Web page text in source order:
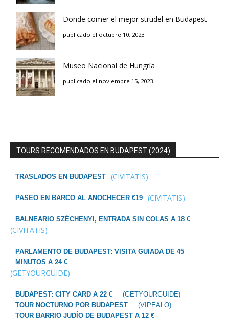
Donde comer el mejor strudel en Budapest
publicado el octubre 10, 2023
Museo Nacional de Hungría
publicado el noviembre 15, 2023
TOURS RECOMENDADOS EN BUDAPEST (2024)
TRASLADOS EN BUDAPEST (CIVITATIS)
PASEO EN BARCO AL ANOCHECER €19 (CIVITATIS)
BALNEARIO SZÉCHENYI, ENTRADA SIN COLAS A 18 €
(CIVITATIS)
PARLAMENTO DE BUDAPEST: VISITA GUIADA DE 45
MINUTOS A 24 €
(GETYOURGUIDE)
BUDAPEST: CITY CARD A 22 €
(GETYOURGUIDE)
TOUR NOCTURNO POR BUDAPEST
(VIPEALO)
TOUR BARRIO JUDÍO DE BUDAPEST A 12 €